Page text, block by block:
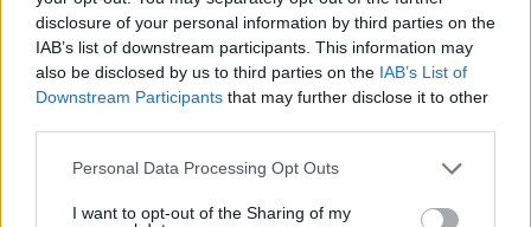
disclosure of your personal information by third parties on the
IAB’s list of downstream participants. This information may
also be disclosed by us to third parties on the IAB’s List of
Downstream Participants that may further disclose it to other
Please note that this website/app uses one or more Google
not limited to your visit or usage behaviour. You may click to
Personal Data Processing Opt Outs
I want to opt-out of the Sharing of my
Άλογα χορεύουν πάνω σε σπασμένα
μπουκάλια στη Λέσβο - A Promise to
Animals: «Όταν η κριτική σε ένα έθιμο